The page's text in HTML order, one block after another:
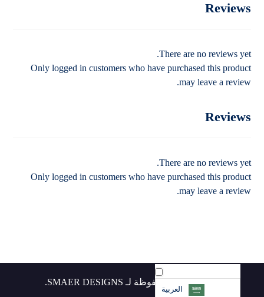
Reviews
There are no reviews yet.
Only logged in customers who have purchased this product
may leave a review.
Reviews
There are no reviews yet.
Only logged in customers who have purchased this product
may leave a review.
جميع الحقوق محفوظة لـ SMAER DESIGNS.
العربية‏